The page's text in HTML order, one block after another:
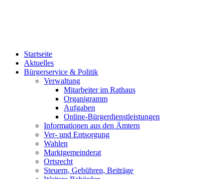
Startseite
Aktuelles
Bürgerservice & Politik
Verwaltung
Mitarbeiter im Rathaus
Organigramm
Aufgaben
Online-Bürgerdienstleistungen
Informationen aus den Ämtern
Ver- und Entsorgung
Wahlen
Marktgemeinderat
Ortsrecht
Steuern, Gebühren, Beiträge